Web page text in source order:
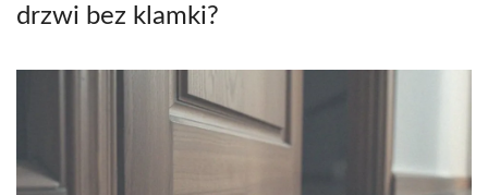
drzwi bez klamki?